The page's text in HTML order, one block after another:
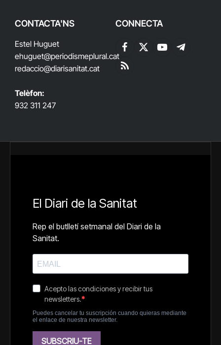
CONTACTA'NS
Estel Huguet
ehuguet@periodismeplural.cat
redaccio@diarisanitat.cat
Telèfon:
932 311 247
CONNECTA
Facebook
X
YouTubeTelegram
RSS